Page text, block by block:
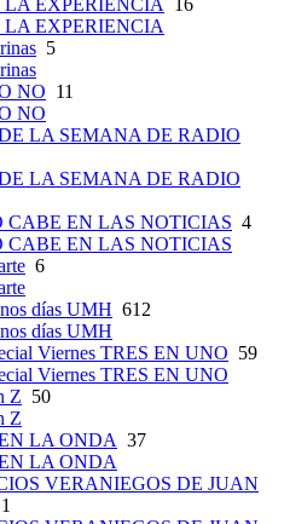
LA EXPERIENCIA
16
EXPERIENCIA
5
NO 11
NO
LA SEMANA DE RADIO
LA SEMANA DE RADIO
CABE EN LAS NOTICIAS 4
CABE EN LAS NOTICIAS
6
días UMH 612
días UMH
Viernes TRES EN UNO 59
Viernes TRES EN UNO
Z 50
Z
LA ONDA 37
LA ONDA
VERANIEGOS DE JUAN
1